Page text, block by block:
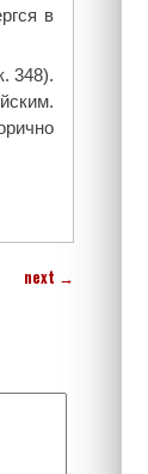
в
348).
next →